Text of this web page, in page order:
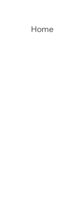
Home